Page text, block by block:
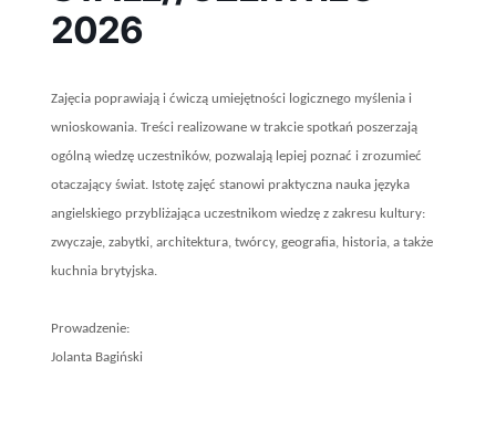
2026
Zajęcia poprawiają i ćwiczą umiejętności logicznego myślenia i
wnioskowania. Treści realizowane w trakcie spotkań poszerzają
ogólną wiedzę uczestników, pozwalają lepiej poznać i zrozumieć
otaczający świat. Istotę zajęć stanowi praktyczna nauka języka
angielskiego przybliżająca uczestnikom wiedzę z zakresu kultury:
zwyczaje, zabytki, architektura, twórcy, geografia, historia, a także
kuchnia brytyjska.
Prowadzenie:
Jolanta Bagiński